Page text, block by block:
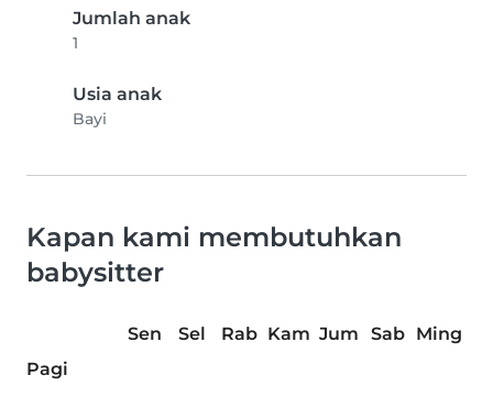
Jumlah anak
1
Usia anak
Bayi
Kapan kami membutuhkan
babysitter
Sen Sel Rab Kam Jum Sab
Ming
Pagi